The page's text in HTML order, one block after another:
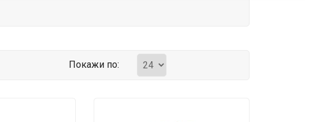
Покажи по: